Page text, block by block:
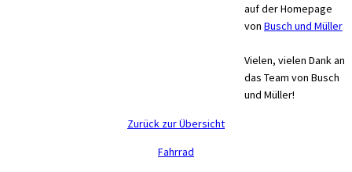
auf der Homepage
von Busch und Müller
Vielen, vielen Dank an
das Team von Busch
und Müller!
Zurück zur Übersicht
Fahrrad